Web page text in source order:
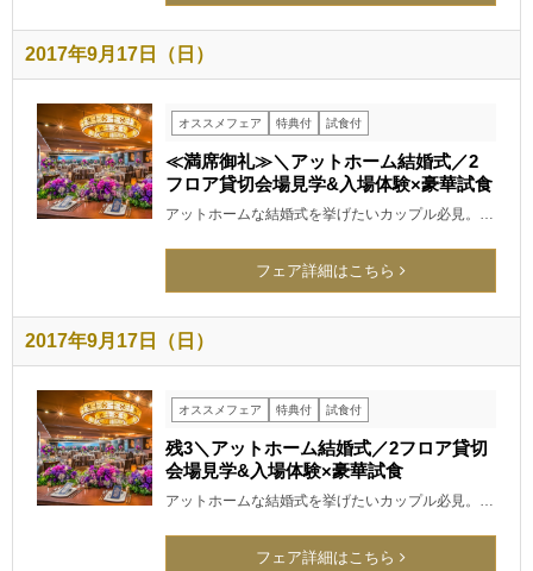
2017年9月17日（日）
オススメフェア 特典付 試食付
≪満席御礼≫＼アットホーム結婚式／2
フロア貸切会場見学&入場体験×豪華試食
アットホームな結婚式を挙げたいカップル必見。…
フェア詳細はこちら
2017年9月17日（日）
オススメフェア 特典付 試食付
残3＼アットホーム結婚式／2フロア貸切
会場見学&入場体験×豪華試食
アットホームな結婚式を挙げたいカップル必見。…
フェア詳細はこちら